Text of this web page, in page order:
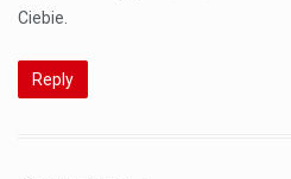
Ciebie.
Reply